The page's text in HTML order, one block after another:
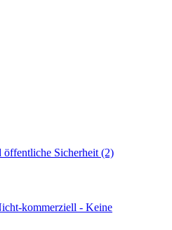
öffentliche Sicherheit (2)
kommerziell - Keine